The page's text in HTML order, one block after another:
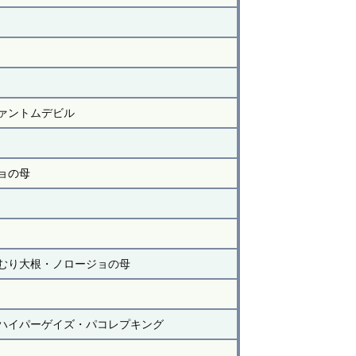
ントムデビル
の母
り大根・ノロージョの母
イパーゲイズ・パコレプキング